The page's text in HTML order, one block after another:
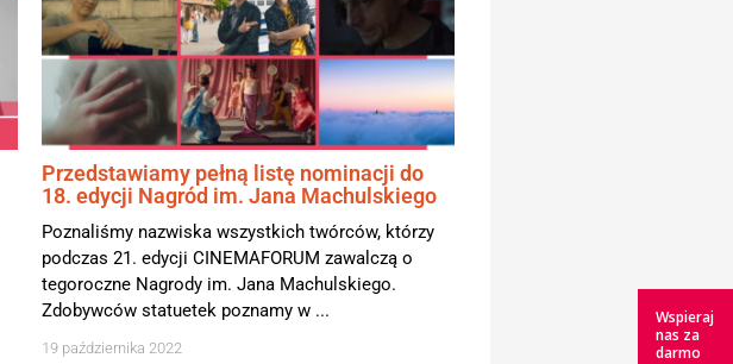
Przedstawiamy pełną listę nominacji do
18. edycji Nagród im. Jana Machulskiego
Poznaliśmy nazwiska wszystkich twórców, którzy
podczas 21. edycji CINEMAFORUM zawalczą o
tegoroczne Nagrody im. Jana Machulskiego.
Zdobywców statuetek poznamy w ...
19 października 2022
Wspieraj
nas za
darmo